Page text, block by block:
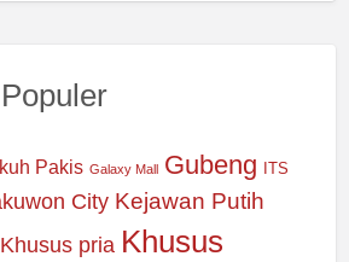
Pakis Galaxy Mall Gubeng ITS
City Kejawan Putih
Khusus pria Khusus